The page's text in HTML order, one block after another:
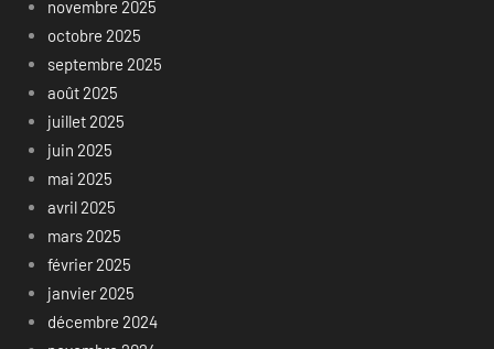
novembre 2025
octobre 2025
septembre 2025
août 2025
juillet 2025
juin 2025
mai 2025
avril 2025
mars 2025
février 2025
janvier 2025
décembre 2024